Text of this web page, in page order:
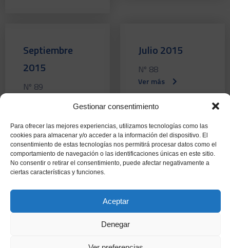
Gestionar consentimiento
Para ofrecer las mejores experiencias, utilizamos tecnologías como las
cookies para almacenar y/o acceder a la información del dispositivo. El
consentimiento de estas tecnologías nos permitirá procesar datos como el
comportamiento de navegación o las identificaciones únicas en este sitio.
No consentir o retirar el consentimiento, puede afectar negativamente a
ciertas características y funciones.
Aceptar
Denegar
Septiembre
2015
Nº 89
Julio 2015
Nº 88
Ver más
Junio 2015
Ver más
Mayo 2015
Ver más